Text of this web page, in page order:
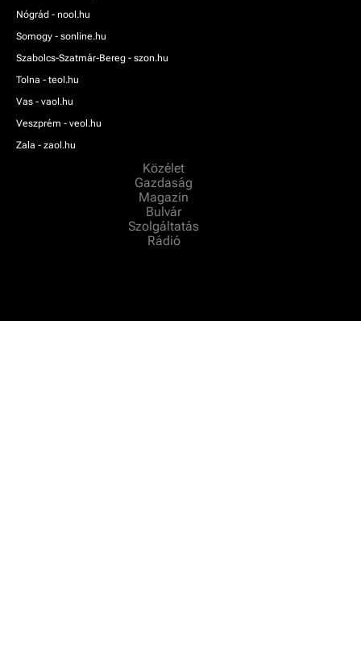
Nógrád - nool.hu
Somogy - sonline.hu
Szabolcs-Szatmár-Bereg - szon.hu
Tolna - teol.hu
Vas - vaol.hu
Veszprém - veol.hu
Zala - zaol.hu
Közélet
Gazdaság
Magazin
Bulvár
Szolgáltatás
Rádió